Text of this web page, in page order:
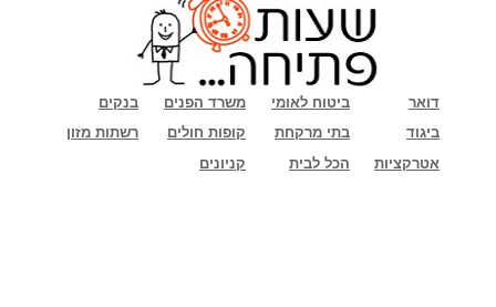
בנקים משרד הפנים ביטוח לאומי
דואר
רשתות מזון
קופות חולים בתי מרקחת
ביגוד
קניונים
הכל לבית אטרקציות